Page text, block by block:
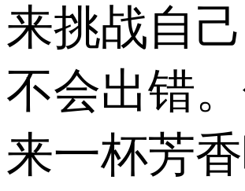
来挑战自
不会出错
来一杯芳